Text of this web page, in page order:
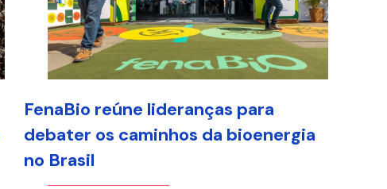
FenaBio reúne lideranças para
debater os caminhos da bioenergia
no Brasil